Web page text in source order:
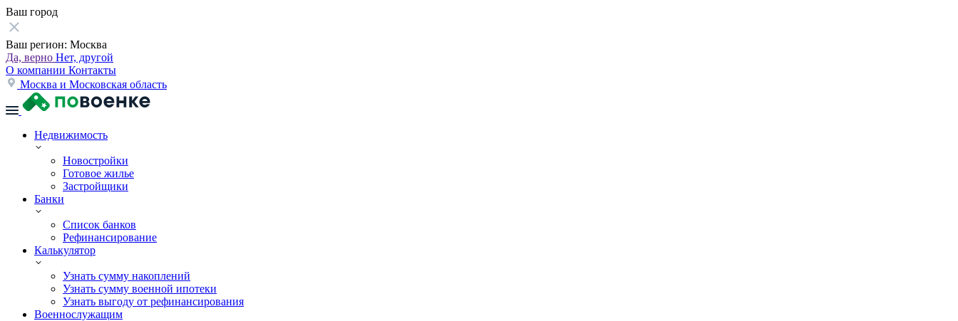
Ваш город
Ваш регион: Москва
Да, верно Нет, другой
О компании Контакты
Москва и Московская область
Недвижимость
Новостройки
Готовое жилье
Застройщики
Банки
Список банков
Рефинансирование
Калькулятор
Узнать сумму накоплений
Узнать сумму военной ипотеки
Узнать выгоду от рефинансирования
Военнослужащим